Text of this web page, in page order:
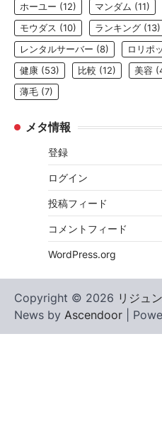
ホーユー (12) マンダム (11)
モウダス (10) ランキング (13)
レンタルサーバー (8) ロリポ
健康 (53) 比較 (12) 美容
薄毛 (7)
メタ情報
登録
ログイン
投稿フィード
コメントフィード
WordPress.org
Copyright © 2026 リジュ
News by Ascendoor |